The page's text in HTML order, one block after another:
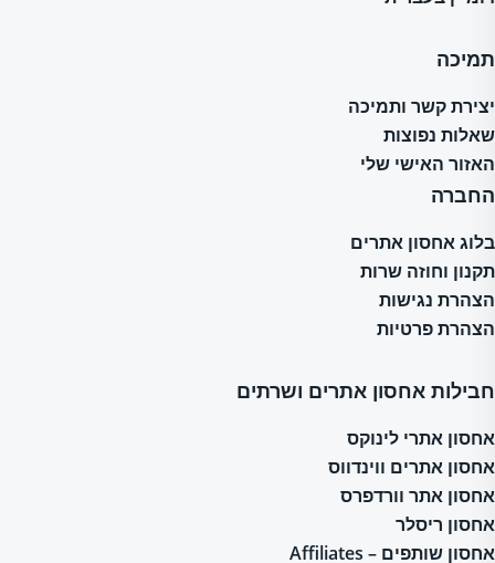
תמיכה
יצירת קשר ותמיכה
שאלות נפוצות
האזור האישי שלי
החברה
בלוג אחסון אתרים
תקנון וחוזה שרות
הצהרת נגישות
הצהרת פרטיות
חבילות אחסון אתרים ושרתים
אחסון אתרי לינוקס
אחסון אתרים ווינדווס
אחסון אתר וורדפרס
אחסון ריסלר
אחסון שותפים – Affiliates